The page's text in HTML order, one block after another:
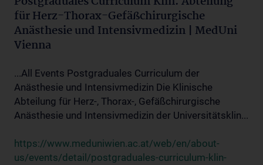
für Herz-Thorax-Gefäßchirurgische
Anästhesie und Intensivmedizin | MedUni
Vienna
...All Events Postgraduales Curriculum der
Anästhesie und Intensivmedizin Die Klinische
Abteilung für Herz-, Thorax-, Gefäßchirurgische
Anästhesie und Intensivmedizin der Universitätsklin...
https://www.meduniwien.ac.at/web/en/about-
us/events/detail/postgraduales-curriculum-klin-